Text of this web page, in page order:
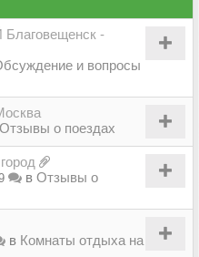
-
и вопросы
Отзывы о поездах
в Отзывы о
в Комнаты отдыха на